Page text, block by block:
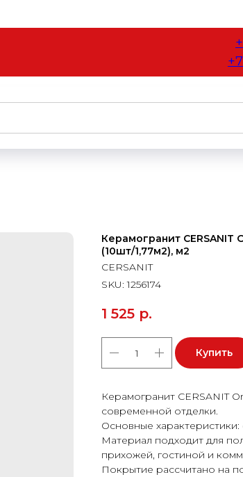
Керамогранит CERSANIT
(10шт/1,77м2), м2
CERSANIT
SKU:1256174
1 525 р.
Купить
Керамогранит CERSANIT
современной отделки.
Основные
Материал подходит для
прихожей, гостиной и
Покрытие рассчитано на